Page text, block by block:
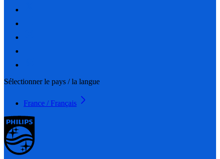
Sélectionner le pays / la langue
France / Français